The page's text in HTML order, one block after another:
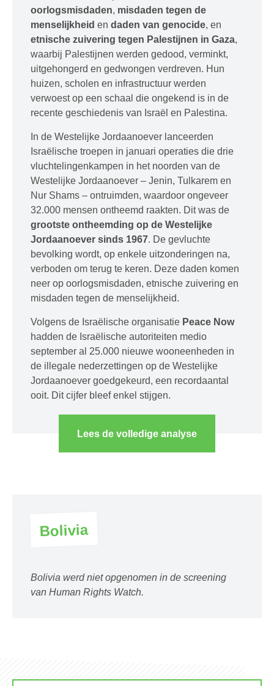
oorlogsmisdaden, misdaden tegen de
menselijkheid en daden van genocide, en
etnische zuivering tegen Palestijnen in Gaza,
waarbij Palestijnen werden gedood, verminkt,
uitgehongerd en gedwongen verdreven. Hun
huizen, scholen en infrastructuur werden
verwoest op een schaal die ongekend is in de
recente geschiedenis van Israël en Palestina.
In de Westelijke Jordaanoever lanceerden
Israëlische troepen in januari operaties die drie
vluchtelingenkampen in het noorden van de
Westelijke Jordaanoever – Jenin, Tulkarem en
Nur Shams – ontruimden, waardoor ongeveer
32.000 mensen ontheemd raakten. Dit was de
grootste ontheemding op de Westelijke
Jordaanoever sinds 1967. De gevluchte
bevolking wordt, op enkele uitzonderingen na,
verboden om terug te keren. Deze daden komen
neer op oorlogsmisdaden, etnische zuivering en
misdaden tegen de menselijkheid.
Volgens de Israëlische organisatie Peace Now
hadden de Israëlische autoriteiten medio
september al 25.000 nieuwe wooneenheden in
de illegale nederzettingen op de Westelijke
Jordaanoever goedgekeurd, een recordaantal
ooit. Dit cijfer bleef enkel stijgen.
Lees de volledige analyse
Bolivia
Bolivia werd niet opgenomen in de screening
van Human Rights Watch.